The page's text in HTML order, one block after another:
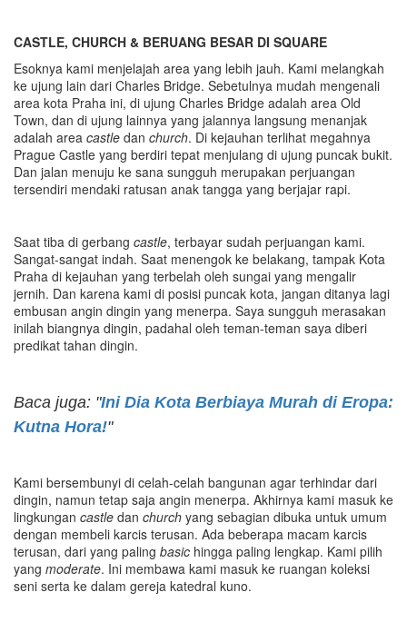
CASTLE, CHURCH & BERUANG BESAR DI SQUARE
Esoknya kami menjelajah area yang lebih jauh. Kami melangkah
ke ujung lain dari Charles Bridge. Sebetulnya mudah mengenali
area kota Praha ini, di ujung Charles Bridge adalah area Old
Town, dan di ujung lainnya yang jalannya langsung menanjak
adalah area castle dan church. Di kejauhan terlihat megahnya
Prague Castle yang berdiri tepat menjulang di ujung puncak bukit.
Dan jalan menuju ke sana sungguh merupakan perjuangan
tersendiri mendaki ratusan anak tangga yang berjajar rapi.
Saat tiba di gerbang castle, terbayar sudah perjuangan kami.
Sangat-sangat indah. Saat menengok ke belakang, tampak Kota
Praha di kejauhan yang terbelah oleh sungai yang mengalir
jernih. Dan karena kami di posisi puncak kota, jangan ditanya lagi
embusan angin dingin yang menerpa. Saya sungguh merasakan
inilah biangnya dingin, padahal oleh teman-teman saya diberi
predikat tahan dingin.
Baca juga: "Ini Dia Kota Berbiaya Murah di Eropa:
Kutna Hora!"
Kami bersembunyi di celah-celah bangunan agar terhindar dari
dingin, namun tetap saja angin menerpa. Akhirnya kami masuk ke
lingkungan castle dan church yang sebagian dibuka untuk umum
dengan membeli karcis terusan. Ada beberapa macam karcis
terusan, dari yang paling basic hingga paling lengkap. Kami pilih
yang moderate. Ini membawa kami masuk ke ruangan koleksi
seni serta ke dalam gereja katedral kuno.